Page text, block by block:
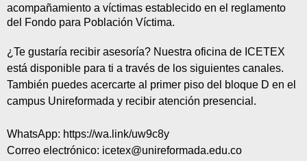
acompañamiento a víctimas establecido en el reglamento
del Fondo para Población Víctima.
¿Te gustaría recibir asesoría? Nuestra oficina de ICETEX
está disponible para ti a través de los siguientes canales.
También puedes acercarte al primer piso del bloque D en el
campus Unireformada y recibir atención presencial.
WhatsApp: https://wa.link/uw9c8y
Correo electrónico: icetex@unireformada.edu.co